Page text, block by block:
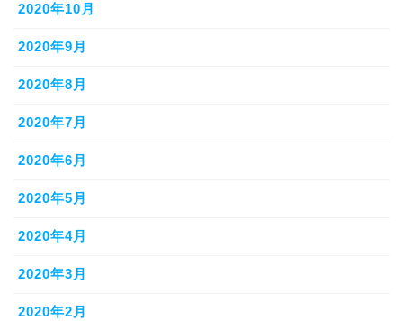
2020年10月
2020年9月
2020年8月
2020年7月
2020年6月
2020年5月
2020年4月
2020年3月
2020年2月